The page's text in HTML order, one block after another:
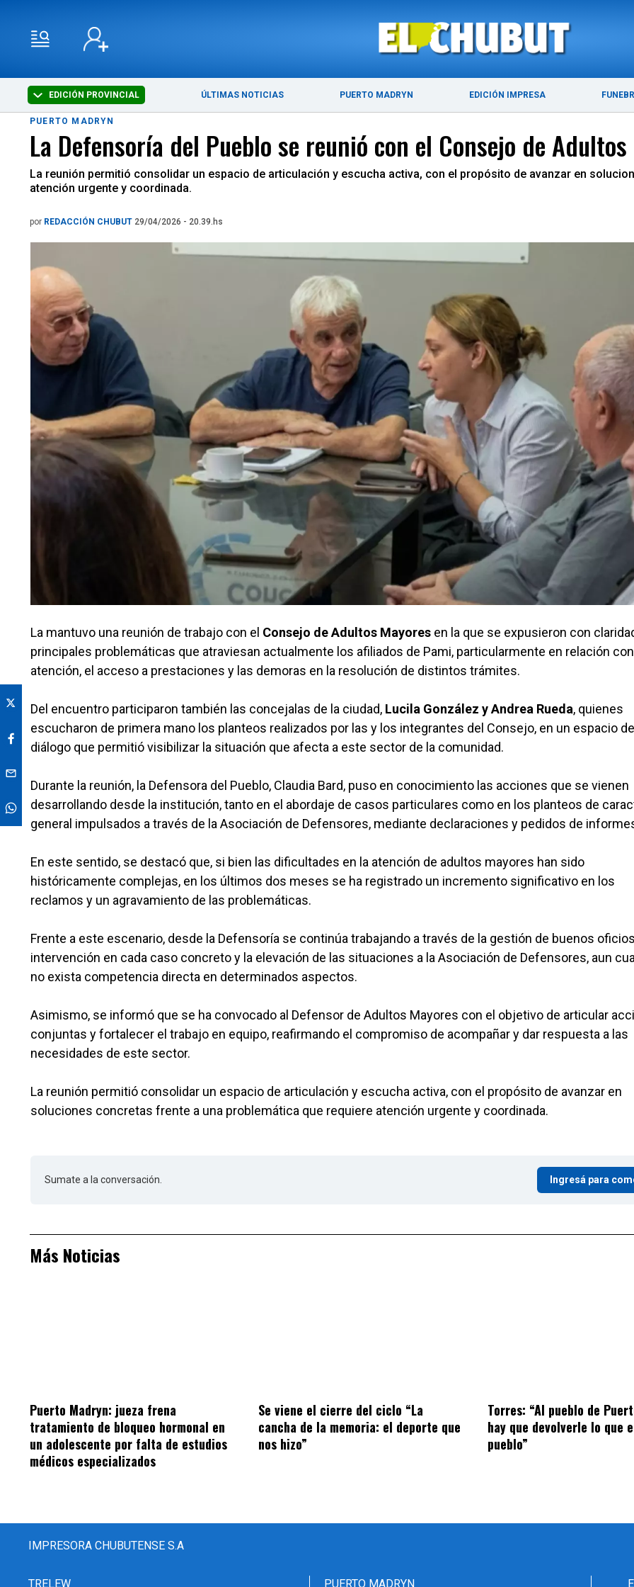
EDICIÓN PROVINCIAL ÚLTIMAS NOTICIAS PUERTO MADRYN EDICIÓN IMPRESA
ÚLTIMAS NOTICIAS PUERTO MADRYN
PUERTO MADRYN
La Defensoría del Pueblo se reunió con el Consejo de Adultos
La reunión permitió consolidar un espacio de articulación y escucha activa, con el propósito de avanzar en
atención urgente y coordinada.
por REDACCIÓN CHUBUT 29/04/2026 - 20.39.hs
La mantuvo una reunión de trabajo con el Consejo de Adultos Mayores en la que se expusieron con
principales problemáticas que atraviesan actualmente los afiliados de Pami, particularmente en relación
atención, el acceso a prestaciones y las demoras en la resolución de distintos trámites.
Del encuentro participaron también las concejalas de la ciudad, Lucila González y Andrea Rueda, quienes
escucharon de primera mano los planteos realizados por las y los integrantes del Consejo, en un espacio de
diálogo que permitió visibilizar la situación que afecta a este sector de la comunidad.
Durante la reunión, la Defensora del Pueblo, Claudia Bard, puso en conocimiento las acciones que se vienen
desarrollando desde la institución, tanto en el abordaje de casos particulares como en los planteos de
general impulsados a través de la Asociación de Defensores, mediante declaraciones y pedidos de
En este sentido, se destacó que, si bien las dificultades en la atención de adultos mayores han sido
históricamente complejas, en los últimos dos meses se ha registrado un incremento significativo en los
reclamos y un agravamiento de las problemáticas.
Frente a este escenario, desde la Defensoría se continúa trabajando a través de la gestión de buenos
intervención en cada caso concreto y la elevación de las situaciones a la Asociación de Defensores, aun
no exista competencia directa en determinados aspectos.
Asimismo, se informó que se ha convocado al Defensor de Adultos Mayores con el objetivo de articular
conjuntas y fortalecer el trabajo en equipo, reafirmando el compromiso de acompañar y dar respuesta a las
necesidades de este sector.
La reunión permitió consolidar un espacio de articulación y escucha activa, con el propósito de avanzar en
soluciones concretas frente a una problemática que requiere atención urgente y coordinada.
Sumate a la conversación. Ingresá para
Más Noticias
Puerto Madryn: jueza frena
tratamiento de bloqueo hormonal en
un adolescente por falta de estudios
médicos especializados
Se viene el cierre del ciclo “La
cancha de la memoria: el deporte que
nos hizo”
Torres: “Al pueblo de
hay que devolverle lo que
pueblo”
IMPRESORA CHUBUTENSE S.A
TRELEW PUERTO MADRYN